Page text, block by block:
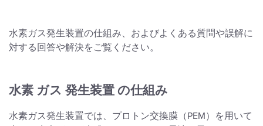
水素ガス発生装置の仕組み、およびよくある質問や誤解に
対する回答や解決をご覧ください。
水素 ガス 発生装置 の仕組み
水素ガス発生装置では、プロトン交換膜（PEM）を用いて